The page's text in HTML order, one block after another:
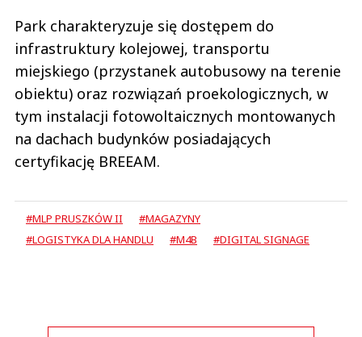
Park charakteryzuje się dostępem do
infrastruktury kolejowej, transportu
miejskiego (przystanek autobusowy na terenie
obiektu) oraz rozwiązań proekologicznych, w
tym instalacji fotowoltaicznych montowanych
na dachach budynków posiadających
certyfikację BREEAM.
#MLP PRUSZKÓW II
#MAGAZYNY
#LOGISTYKA DLA HANDLU
#M4B #DIGITAL SIGNAGE